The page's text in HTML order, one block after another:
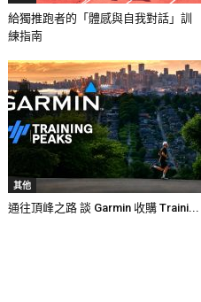
給獨推跑者的「體感與自我對話」訓
練指南
其他
通往頂峰之路 談 Garmin 收購 Traini...